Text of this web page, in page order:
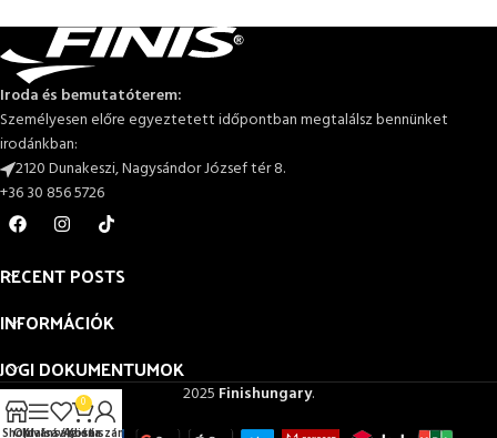
Iroda és bemutatóterem:
Személyesen előre egyeztetett időpontban megtalálsz bennünket
irodánkban:
2120 Dunakeszi, Nagysándor József tér 8.
+36 30 856 5726
RECENT POSTS
INFORMÁCIÓK
JOGI DOKUMENTUMOK
2025 Finishungary.
Shop
Oldalsáv
Kívánságlista
0
Kosár
Az én számlám